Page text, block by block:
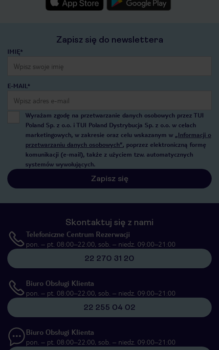
Zapisz się do newslettera
IMIĘ*
E-MAIL*
Wyrażam zgodę na przetwarzanie danych osobowych przez TUI
Poland Sp. z o.o. i TUI Poland Dystrybucja Sp. z o.o. w celach
marketingowych, w zakresie oraz celu wskazanym w „Informacji o
przetwarzaniu danych osobowych”, poprzez elektroniczną formę
komunikacji (e-mail), także z użyciem tzw. automatycznych
systemów wywołujących.
Zapisz się
Skontaktuj się z nami
Telefoniczne Centrum Rezerwacji
pon. – pt. 08:00–22:00, sob. – niedz. 09:00–21:00
22 270 31 20
Biuro Obsługi Klienta
pon. – pt. 08:00–22:00, sob. – niedz. 09:00–21:00
22 255 04 02
Biuro Obsługi Klienta
pon. – pt. 08:00–22:00, sob. – niedz. 09:00–21:00